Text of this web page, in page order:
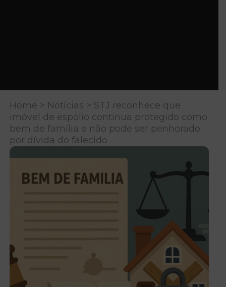
Home > Notícias > STJ reconhece que
imóvel de espólio continua protegido como
bem de família e não pode ser penhorado
por dívida do falecido